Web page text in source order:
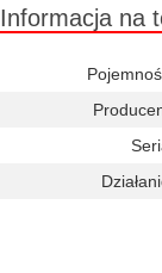
Informacja na